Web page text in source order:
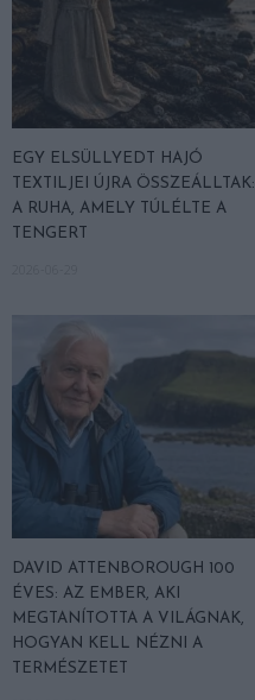
EGY ELSÜLLYEDT HAJÓ
TEXTILJEI ÚJRA ÖSSZEÁLLTAK:
A RUHA, AMELY TÚLÉLTE A
TENGERT
DAVID ATTENBOROUGH 100
ÉVES: AZ EMBER, AKI
MEGTANÍTOTTA A VILÁGNAK,
HOGYAN KELL NÉZNI A
TERMÉSZETET